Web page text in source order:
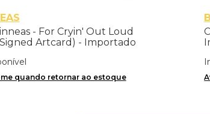
- For Cryin' Out Loud
Artcard) - Importado
quando retornar ao estoque